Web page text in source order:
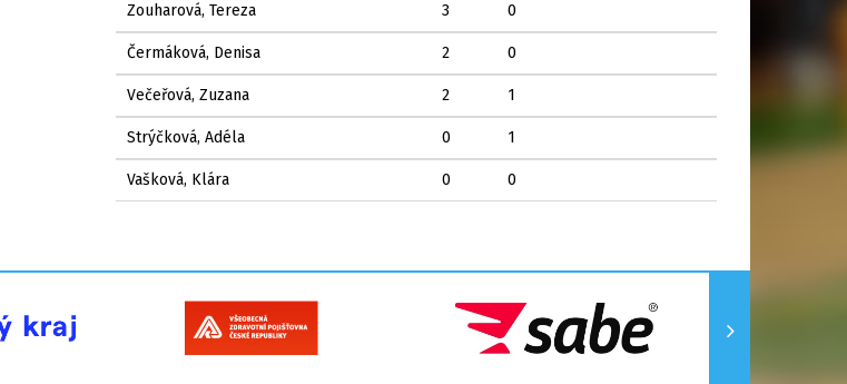
Zouharová, Tereza 3 0
Čermáková, Denisa 2 0
Večeřová, Zuzana 2 1
Strýčková, Adéla 0 1
Vašková, Klára 0 0